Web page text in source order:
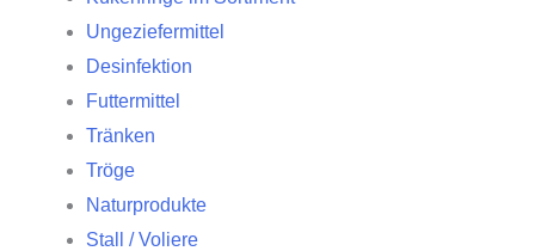
Ungeziefermittel
Desinfektion
Futtermittel
Tränken
Tröge
Naturprodukte
Stall / Voliere